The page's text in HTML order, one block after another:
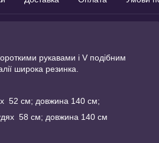
рукавами і V подібним
широка резинка.
52 см; довжина 140 см;
58 см; довжина 140 см